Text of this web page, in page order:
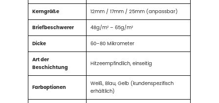
Kerngröße 12mm / 17mm / 25mm (anpassbar)
Briefbeschwerer 48g/m² – 65g/m²
Dicke 60–80 Mikrometer
Art der
Beschichtung
Hitzeempfindlich, einseitig
Farboptionen
Weiß, Blau, Gelb (kundenspezifisch
erhältlich)